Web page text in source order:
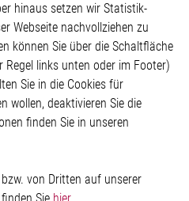
hinaus setzen wir Statistik-
Webseite nachvollziehen zu
können Sie über die Schaltfläche
Regel links unten oder im Footer)
Sie in die Cookies für
wollen, deaktivieren Sie die
finden Sie in unseren
von Dritten auf unserer